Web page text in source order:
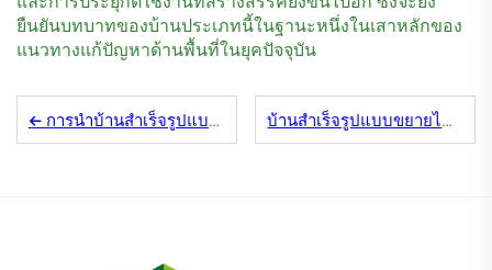
ยืนยันบทบาทของบ้านประเภทนี้ในฐานะหนึ่งในเสาหลักของ
แนวทางแก้ปัญหาด้านพื้นที่ในยุคปัจจุบัน
การนำบ้านสำเร็จรูปแบบแฟลตแพ็กเชิงพาณิชย์มาใช้ให้ประสบความสำเร็จ บ้านสำเร็จรูปแบบขยายได้ vs. การก่อสร้างแบบดั้งเดิม